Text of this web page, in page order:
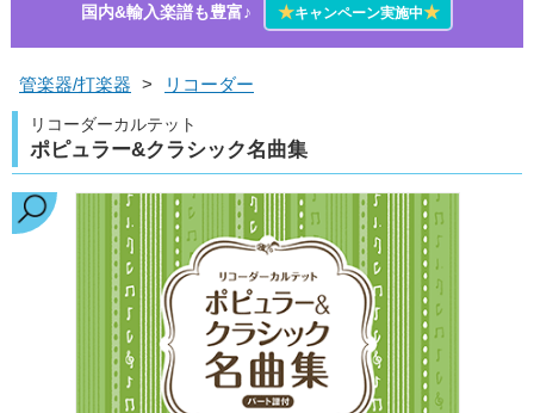
国内&輸入楽譜も豊富♪
★キャンペーン実施中★
管楽器/打楽器 > リコーダー
リコーダーカルテット
ポピュラー&クラシック名曲集